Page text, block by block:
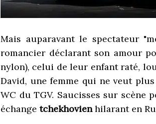
Mais auparavant le spectateur
romancier déclarant son amour
nylon), celui de leur enfant raté,
David, une femme qui ne veut
WC du TGV. Saucisses sur scène
échange tchekhovienhilarant en